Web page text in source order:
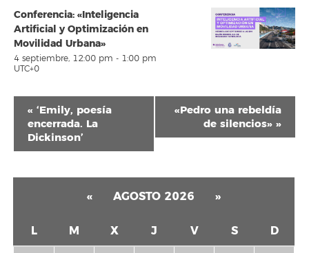
Conferencia: «Inteligencia
Artificial y Optimización en
Movilidad Urbana»
4 septiembre, 12:00 pm - 1:00 pm
UTC+0
Navegación
del
Evento
« ‘Emily, poesía
encerrada. La
Dickinson’
«Pedro una rebeldía
de silencios» »
« AGOSTO 2026 »
L M X J V S D